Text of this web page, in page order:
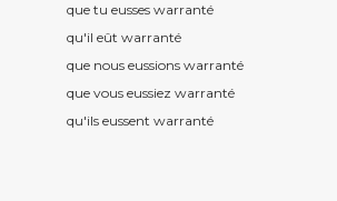
que tu eusses warranté
qu'il eût warranté
que nous eussions warranté
que vous eussiez warranté
qu'ils eussent warranté